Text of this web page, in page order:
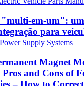
em-um":
para
Magnet
Pros and Cons of
– How to